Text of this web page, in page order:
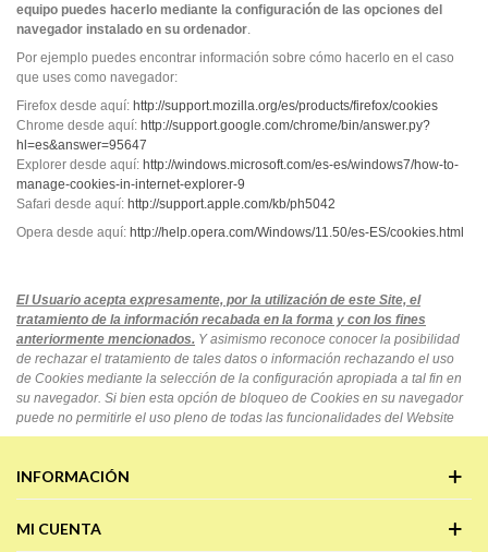
equipo puedes hacerlo mediante la configuración de las opciones del
navegador instalado en su ordenador.
Por ejemplo puedes encontrar información sobre cómo hacerlo en el caso
que uses como navegador:
Firefox desde aquí: http://support.mozilla.org/es/products/firefox/cookies
Chrome desde aquí: http://support.google.com/chrome/bin/answer.py?
hl=es&answer=95647
Explorer desde aquí: http://windows.microsoft.com/es-es/windows7/how-to-
manage-cookies-in-internet-explorer-9
Safari desde aquí: http://support.apple.com/kb/ph5042
Opera desde aquí: http://help.opera.com/Windows/11.50/es-ES/cookies.html
El Usuario acepta expresamente, por la utilización de este Site, el
tratamiento de la información recabada en la forma y con los fines
anteriormente mencionados. Y asimismo reconoce conocer la posibilidad
de rechazar el tratamiento de tales datos o información rechazando el uso
de Cookies mediante la selección de la configuración apropiada a tal fin en
su navegador. Si bien esta opción de bloqueo de Cookies en su navegador
puede no permitirle el uso pleno de todas las funcionalidades del Website
INFORMACIÓN
MI CUENTA